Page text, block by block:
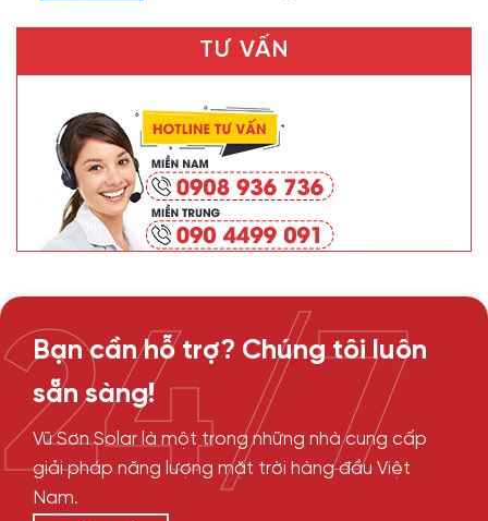
TƯ VẤN
Bạn cần hỗ trợ? Chúng tôi luôn
sẵn sàng!
Vũ Sơn Solar là một trong những nhà cung cấp
giải pháp năng lượng mặt trời hàng đầu Việt
Nam.
24/7